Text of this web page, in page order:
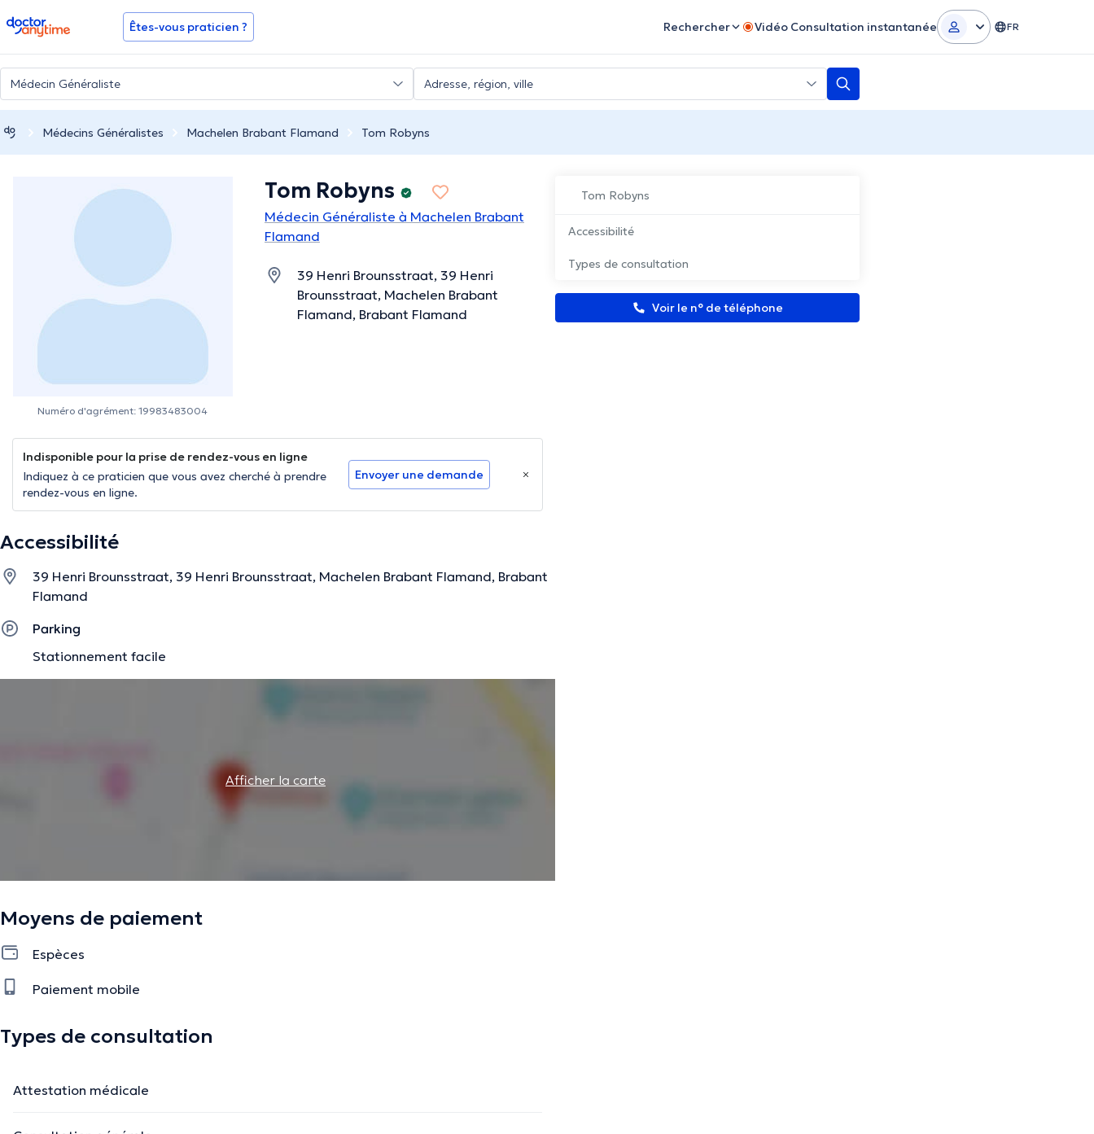
doctoranytime Êtes-vous praticien ? Rechercher Vidéo Consultation instantanée FR
Médecins Généralistes Machelen Brabant Flamand Tom Robyns
Tom Robyns
Accessibilité
Types de consultation
Voir le n° de téléphone
Numéro d'agrément: 19983483004
Tom Robyns
Médecin Généraliste à Machelen Brabant
Flamand
39 Henri Brounsstraat, 39 Henri
Brounsstraat, Machelen Brabant
Flamand, Brabant Flamand
Indisponible pour la prise de rendez-vous en ligne
Indiquez à ce praticien que vous avez cherché à prendre
rendez-vous en ligne.
Envoyer une demande
Accessibilité
39 Henri Brounsstraat, 39 Henri Brounsstraat, Machelen Brabant Flamand, Brabant
Flamand
Parking
Stationnement facile
Afficher la carte
Moyens de paiement
Espèces
Paiement mobile
Types de consultation
Attestation médicale